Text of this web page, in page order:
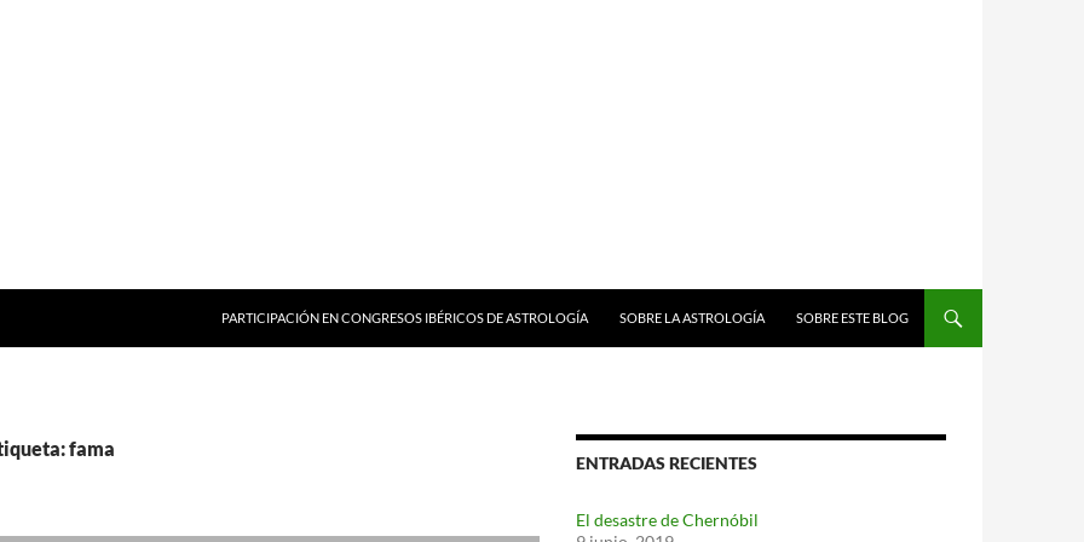
PARTICIPACIÓN EN CONGRESOS IBÉRICOS DE ASTROLOGÍA SOBRE LA ASTROLOGÍA SOBRE ESTE BLOG
fama
ENTRADAS RECIENTES
El desastre de Chernóbil